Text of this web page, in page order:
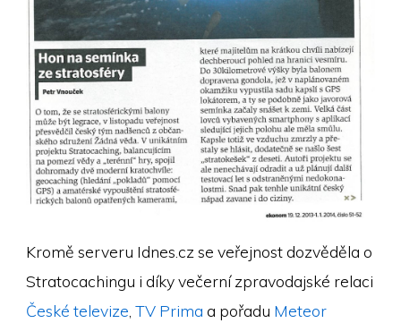
Kromě serveru Idnes.cz se veřejnost dozvěděla o
Stratocachingu i díky večerní zpravodajské relaci
České televize TV Prima a pořadu Meteor